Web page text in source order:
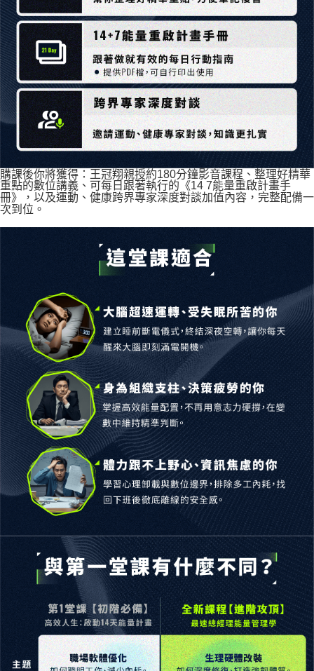
購課後你將獲得：王冠翔親授約180分鐘影音課程、整理好精華
重點的數位講義、可每日跟著執行的 《14 7能量重啟計畫手
冊》
，以及運動、健康跨界專家深度對談加值內容，完整配備一
次到位。